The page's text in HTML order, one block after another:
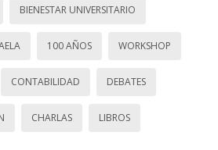
BIENESTAR UNIVERSITARIO
100 AÑOS WORKSHOP
CONTABILIDAD DEBATES
CHARLAS LIBROS